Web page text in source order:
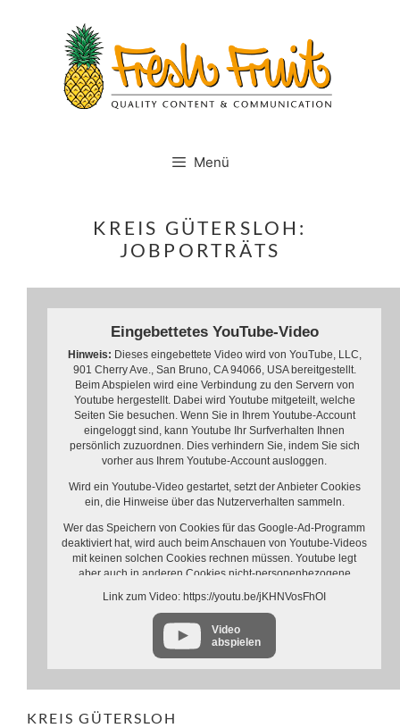
Menü
KREIS GÜTERSLOH:
JOBPORTRÄTS
Eingebettetes YouTube-Video
Hinweis: Dieses eingebettete Video wird von YouTube, LLC,
901 Cherry Ave., San Bruno, CA 94066, USA bereitgestellt.
Beim Abspielen wird eine Verbindung zu den Servern von
Youtube hergestellt. Dabei wird Youtube mitgeteilt, welche
Seiten Sie besuchen. Wenn Sie in Ihrem Youtube-Account
eingeloggt sind, kann Youtube Ihr Surfverhalten Ihnen
persönlich zuzuordnen. Dies verhindern Sie, indem Sie sich
vorher aus Ihrem Youtube-Account ausloggen.
Wird ein Youtube-Video gestartet, setzt der Anbieter Cookies
ein, die Hinweise über das Nutzerverhalten sammeln.
Wer das Speichern von Cookies für das Google-Ad-Programm
deaktiviert hat, wird auch beim Anschauen von Youtube-Videos
mit keinen solchen Cookies rechnen müssen. Youtube legt
aber auch in anderen Cookies nicht-personenbezogene
müssen Sie das Speichern von Cookies im Browser blockieren.
Weitere Informationen zum Datenschutz bei „Youtube“ finden
Sie in der Datenschutzerklärung des Anbieters unter:
https://www.google.de/intl/de/policies/privacy/
Link zum Video: https://youtu.be/jKHNVosFhOI
Video
abspielen
KREIS GÜTERSLOH